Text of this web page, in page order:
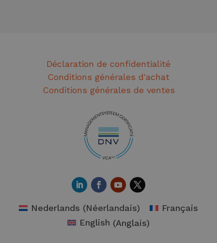
Déclaration de confidentialité
Conditions générales d'achat
Conditions générales de ventes
Nederlands (Néerlandais)
Français
English (Anglais)